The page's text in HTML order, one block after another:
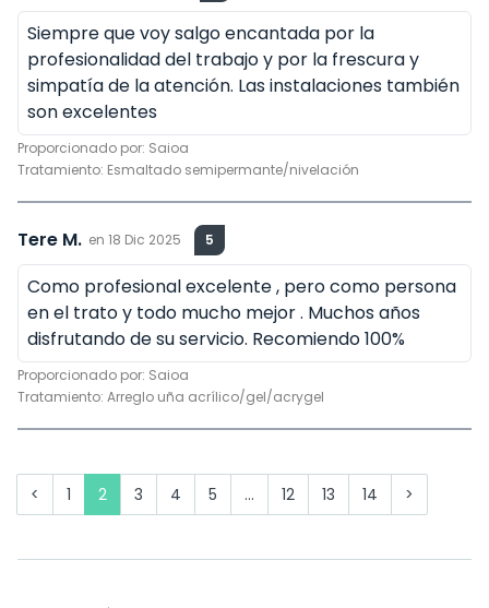
Siempre que voy salgo encantada por la
profesionalidad del trabajo y por la frescura y
simpatía de la atención. Las instalaciones también
son excelentes
Proporcionado por: Saioa
Tratamiento: Esmaltado semipermante/nivelación
Tere M. en 18 Dic 2025 5
Como profesional excelente , pero como persona
en el trato y todo mucho mejor . Muchos años
disfrutando de su servicio. Recomiendo 100%
Proporcionado por: Saioa
Tratamiento: Arreglo uña acrílico/gel/acrygel
< 1 2 3 4 5 ... 12 13 14 >